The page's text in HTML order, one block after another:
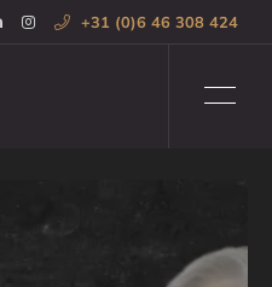
+31 (0)6 46 308 424